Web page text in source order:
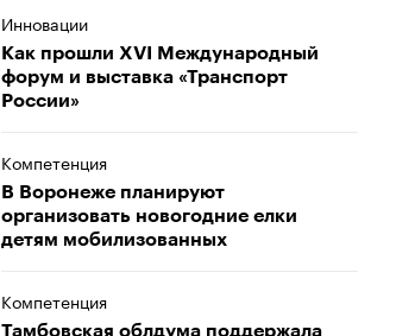
Инновации
Как прошли XVI Международный
форум и выставка «Транспорт
России»
Компетенция
В Воронеже планируют
организовать новогодние елки
детям мобилизованных
Компетенция
Тамбовская облдума поддержала